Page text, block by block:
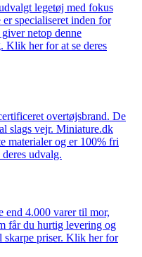
legetøj med fokus
specialiseret inden for
netop denne
Klik her for at se deres
overtøjsbrand. De
slags vejr. Miniature.dk
materialer og er 100% fri
udvalg.
end 4.000 varer til mor,
får du hurtig levering og
skarpe priser. Klik her for